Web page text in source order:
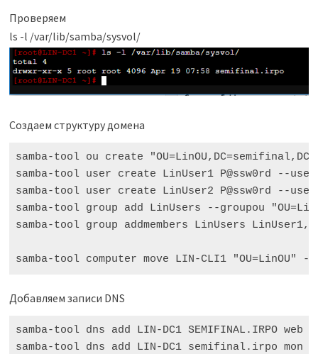
Проверяем
ls -l /var/lib/samba/sysvol/
Создаем структуру домена
samba-tool ou create
samba-tool user create LinUser1 P@ssw0rd --
samba-tool user create LinUser2 P@ssw0rd --
samba-tool group add LinUsers --groupou
samba-tool group addmembers LinUsers
samba-tool computer move LIN-CLI1 "OU=LinOU"
Добавляем записи DNS
samba-tool dns add LIN-DC1 SEMIFINAL.IRPO
samba-tool dns add LIN-DC1 semifinal.irpo mon